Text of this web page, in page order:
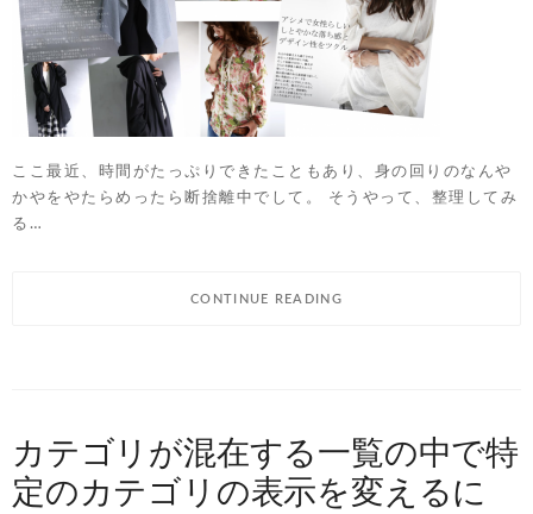
ここ最近、時間がたっぷりできたこともあり、身の回りのなんや
かやをやたらめったら断捨離中でして。 そうやって、整理してみ
る…
CONTINUE READING
カテゴリが混在する一覧の中で特
定のカテゴリの表示を変えるに